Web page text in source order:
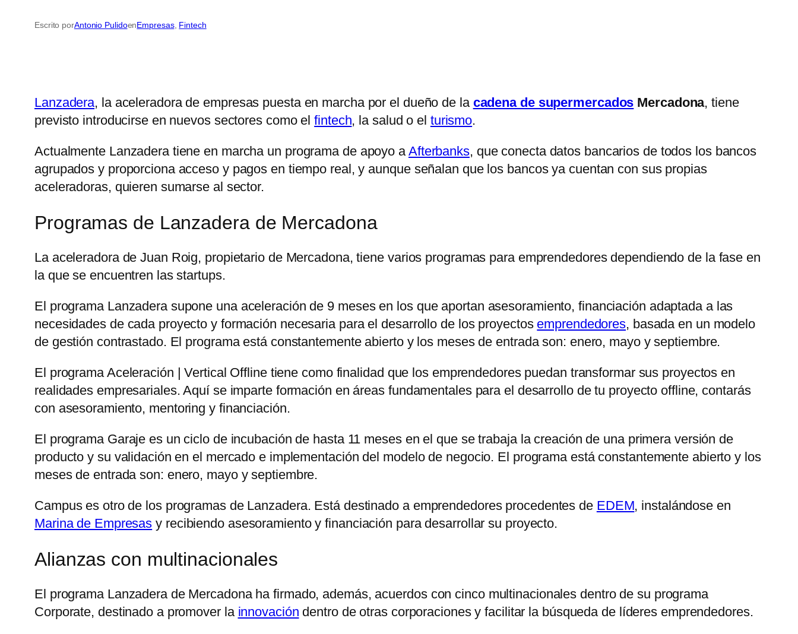
Escrito porAntonio PulidoenEmpresas, Fintech
Lanzadera, la aceleradora de empresas puesta en marcha por el dueño de la cadena de supermercados Mercadona, tiene
previsto introducirse en nuevos sectores como elfintech, la salud o el turismo.
Actualmente Lanzadera tiene en marcha un programa de apoyo aAfterbanks, que conecta datos bancarios de todos los bancos
agrupados y proporciona acceso y pagos en tiempo real, y aunque señalan que los bancos ya cuentan con sus propias
aceleradoras, quieren sumarse al sector.
Programas de Lanzadera de Mercadona
La aceleradora de Juan Roig, propietario de Mercadona, tiene varios programas para emprendedores dependiendo de la fase en
la que se encuentren las startups.
El programa Lanzadera supone una aceleración de 9 meses en los que aportan asesoramiento, financiación adaptada a las
necesidades de cada proyecto y formación necesaria para el desarrollo de los proyectos emprendedores, basada en un modelo
de gestión contrastado. El programa está constantemente abierto y los meses de entrada son: enero, mayo y septiembre.
El programa Aceleración | Vertical Offline tiene como finalidad que los emprendedores puedan transformar sus proyectos en
realidades empresariales. Aquí se imparte formación en áreas fundamentales para el desarrollo de tu proyecto offline, contarás
con asesoramiento, mentoring y financiación.
El programa Garaje es un ciclo de incubación de hasta 11 meses en el que se trabaja la creación de una primera versión de
producto y su validación en el mercado e implementación del modelo de negocio. El programa está constantemente abierto y los
meses de entrada son: enero, mayo y septiembre.
Campus es otro de los programas de Lanzadera. Está destinado a emprendedores procedentes de EDEM, instalándose en
Marina de Empresas y recibiendo asesoramiento y financiación para desarrollar su proyecto.
Alianzas con multinacionales
El programa Lanzadera de Mercadona ha firmado, además, acuerdos con cinco multinacionales dentro de su programa
Corporate, destinado a promover la innovación dentro de otras corporaciones y facilitar la búsqueda de líderes emprendedores.